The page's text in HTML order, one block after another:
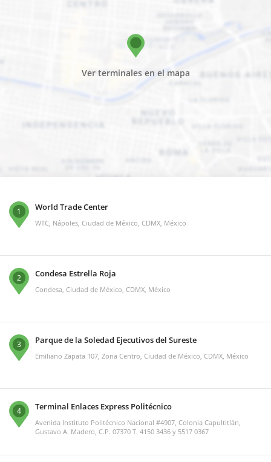
Ver terminales en el mapa
1 World Trade Center
WTC, Nápoles, Ciudad de México, CDMX, México
2 Condesa Estrella Roja
Condesa, Ciudad de México, CDMX, México
3 Parque de la Soledad Ejecutivos del Sureste
Emiliano Zapata 107, Zona Centro, Ciudad de México, CDMX, México
4 Terminal Enlaces Express Politécnico
Avenida Instituto Politécnico Nacional #4907, Colonia Capultitlán,
Gustavo A. Madero, C.P. 07370 T. 4150 3436 y 5517 0367